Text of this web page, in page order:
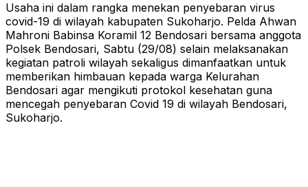
Usaha ini dalam rangka menekan penyebaran virus
covid-19 di wilayah kabupaten Sukoharjo. Pelda Ahwan
Mahroni Babinsa Koramil 12 Bendosari bersama anggota
Polsek Bendosari, Sabtu (29/08) selain melaksanakan
kegiatan patroli wilayah sekaligus dimanfaatkan untuk
memberikan himbauan kepada warga Kelurahan
Bendosari agar mengikuti protokol kesehatan guna
mencegah penyebaran Covid 19 di wilayah Bendosari,
Sukoharjo.